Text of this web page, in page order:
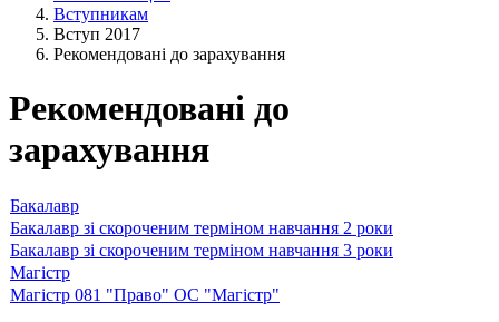
Вступникам
Вступ 2017
Рекомендовані до зарахування
Рекомендовані до
зарахування
Бакалавр
Бакалавр зі скороченим терміном навчання 2 роки
Бакалавр зі скороченим терміном навчання 3 роки
Магістр
Магістр 081 "Право" ОС "Магістр"